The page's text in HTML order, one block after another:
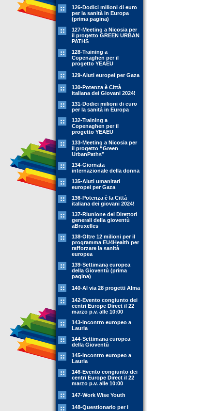
126-Dodici milioni di euro
per la sanità in Europa
(prima pagina)
127-Meeting a Nicosia per
il progetto GREEN URBAN
PATHS
128-Training a
Copenaghen per il
progetto YEAEU
129-Aiuti europei per Gaza
130-Potenza è Città
italiana dei Giovani 2024!
131-Dodici milioni di euro
per la sanità in Europa
132-Training a
Copenaghen per il
progetto YEAEU
133-Meeting a Nicosia per
il progetto “Green
UrbanPaths”
134-Giornata
internazionale della donna
135-Aiuti umanitari
europei per Gaza
136-Potenza è la Città
italiana dei giovani 2024!
137-Riunione dei Direttori
generali della gioventù
aBruxelles
138-Oltre 12 milioni per il
programma EU4Health per
rafforzare la sanità
europea
139-Settimana europea
della Gioventù (prima
pagina)
140-Al via 28 progetti Alma
142-Evento congiunto dei
centri Europe Direct il 22
marzo p.v. alle 10:00
143-Incontro europeo a
Lauria
144-Settimana europea
della Gioventù
145-Incontro europeo a
Lauria
146-Evento congiunto dei
centri Europe Direct il 22
marzo p.v. alle 10:00
147-Work Wise Youth
148-Questionario per i